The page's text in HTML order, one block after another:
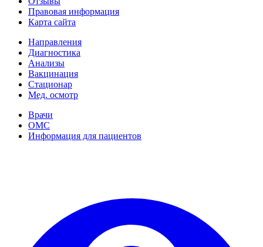
Правовая информация
Карта сайта
Направления
Диагностика
Анализы
Вакцинация
Стационар
Мед. осмотр
Врачи
ОМС
Информация для пациентов